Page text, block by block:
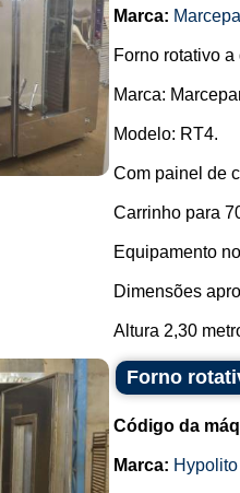
Marca:
Forno rotativo a
Marca:
Modelo: RT4.
Com painel de
Carrinho para
Equipamento
Dimensões
Altura 2,30
Forno
Código da
Marca: Hypolito